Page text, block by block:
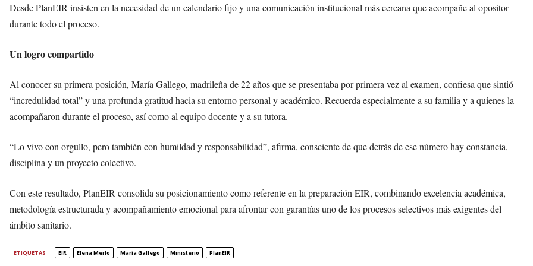
Desde PlanEIR insisten en la necesidad de un calendario fijo y una comunicación institucional más cercana que acompañe al opositor
durante todo el proceso.
Un logro compartido
Al conocer su primera posición, María Gallego, madrileña de 22 años que se presentaba por primera vez al examen, confiesa que sintió
“incredulidad total” y una profunda gratitud hacia su entorno personal y académico. Recuerda especialmente a su familia y a quienes la
acompañaron durante el proceso, así como al equipo docente y a su tutora.
“Lo vivo con orgullo, pero también con humildad y responsabilidad”, afirma, consciente de que detrás de ese número hay constancia,
disciplina y un proyecto colectivo.
Con este resultado, PlanEIR consolida su posicionamiento como referente en la preparación EIR, combinando excelencia académica,
metodología estructurada y acompañamiento emocional para afrontar con garantías uno de los procesos selectivos más exigentes del
ámbito sanitario.
ETIQUETAS EIR Elena Merlo María Gallego Ministerio PlanEIR